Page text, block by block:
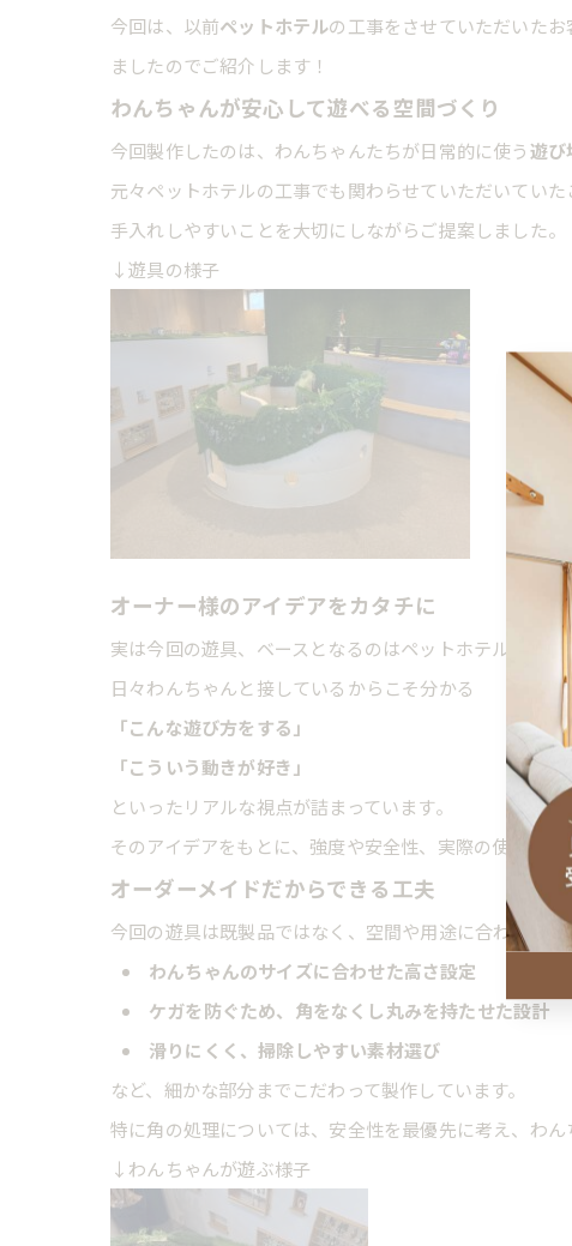
今回は、以前ペットホテルの工事をさせていただいた
ましたのでご紹介します！
わんちゃんが安心して遊べる空間づくり
今回製作したのは、わんちゃんたちが日常的に使う遊び
元々ペットホテルの工事でも関わらせていただいていた
手入れしやすいことを大切にしながらご提案しました。
↓遊具の様子
オーナー様のアイデアをカタチに
実は今回の遊具、ベースとなるのはペットホテルのオー
日々わんちゃんと接しているからこそ分かる
「こんな遊び方をする」
「こういう動きが好き」
といったリアルな視点が詰まっています。
そのアイデアをもとに、強度や安全性、実際の使い勝
オーダーメイドだからできる工夫
今回の遊具は既製品ではなく、空間や用途に合わせた完
わんちゃんのサイズに合わせた高さ設定
ケガを防ぐため、角をなくし丸みを持たせた設計
滑りにくく、掃除しやすい素材選び
など、細かな部分までこだわって製作しています。
特に角の処理については、安全性を最優先に考え、わ
↓わんちゃんが遊ぶ様子